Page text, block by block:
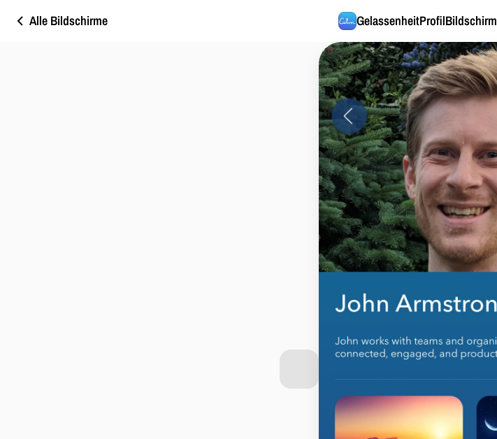
Alle Bildschirme GelassenheitProfilBildschirm